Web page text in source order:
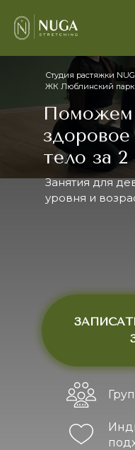
Занятия для
уровня и
Поможем
тело за 2
Студия растяжки
ЖК Люблинский парк